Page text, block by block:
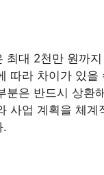
최대 2천만 원까
따라 차이가 있을
분은 반드시 상환
사업 계획을 체계
.